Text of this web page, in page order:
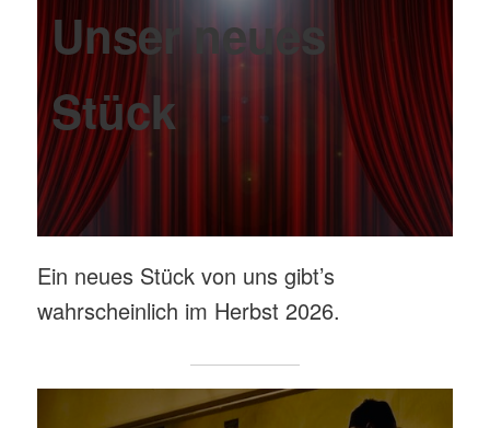
Unser neues
Stück
Ein neues Stück von uns gibt’s
wahrscheinlich im Herbst 2026.